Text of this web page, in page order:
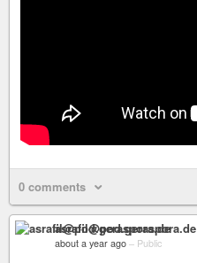
0 comments
asrafil@pod.geraspora.de
about a year ago – Public